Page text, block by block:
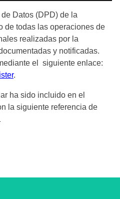
Datos (DPD) de la
de todas las operaciones de
realizadas por la
y notificadas.
el siguiente enlace:
.
ha sido incluido en el
la siguiente referencia de